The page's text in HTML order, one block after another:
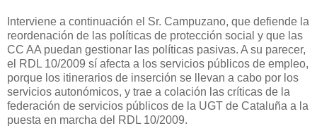
Interviene a continuación el Sr. Campuzano, que defiende la
reordenación de las políticas de protección social y que las
CC AA puedan gestionar las políticas pasivas. A su parecer,
el RDL 10/2009 sí afecta a los servicios públicos de empleo,
porque los itinerarios de inserción se llevan a cabo por los
servicios autonómicos, y trae a colación las críticas de la
federación de servicios públicos de la UGT de Cataluña a la
puesta en marcha del RDL 10/2009.